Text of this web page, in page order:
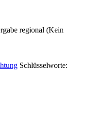
regional (Kein
Schlüsselworte: